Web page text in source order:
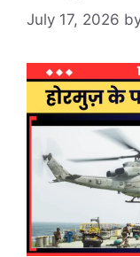
July 17, 2026